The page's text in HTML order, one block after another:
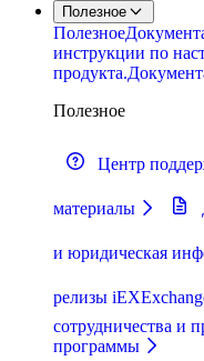
Полезное
Полезное
инструкции по
продукта.
Полезное
Центр
материалы
и юридическая
релизы
сотрудничества и
программы